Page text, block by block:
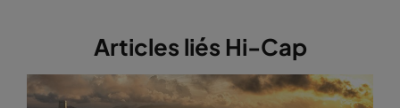
Articles liés Hi-Cap